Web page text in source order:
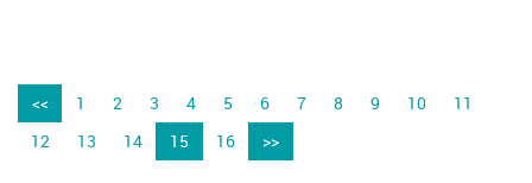
<< 1 2 3 4 5 6 7 8 9 10
11
12
13 14 15 16 >>